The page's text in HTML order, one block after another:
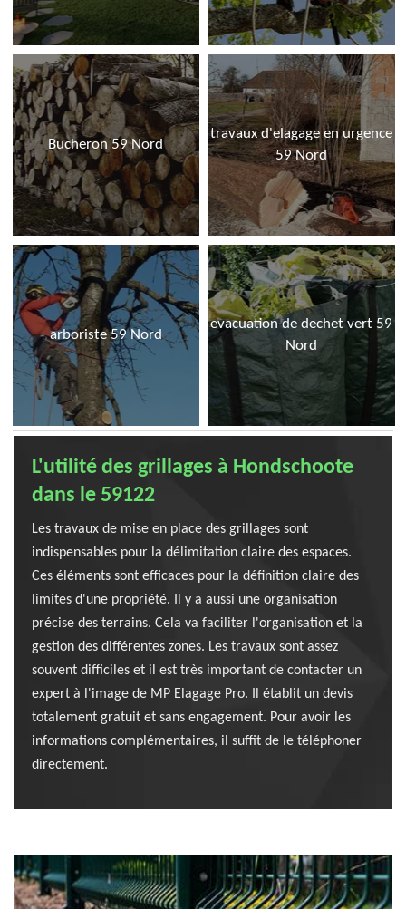
Bucheron 59 Nord
travaux d'elagage en urgence
59 Nord
arboriste 59 Nord
evacuation de dechet vert 59
Nord
L'utilité des grillages à Hondschoote
dans le 59122
Les travaux de mise en place des grillages sont
indispensables pour la délimitation claire des espaces.
Ces éléments sont efficaces pour la définition claire des
limites d'une propriété. Il y a aussi une organisation
précise des terrains. Cela va faciliter l'organisation et la
gestion des différentes zones. Les travaux sont assez
souvent difficiles et il est très important de contacter un
expert à l'image de MP Elagage Pro. Il établit un devis
totalement gratuit et sans engagement. Pour avoir les
informations complémentaires, il suffit de le téléphoner
directement.